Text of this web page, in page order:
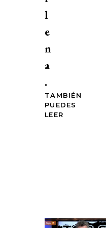
l
e
n
a
.
TAMBIÉN
PUEDES
LEER